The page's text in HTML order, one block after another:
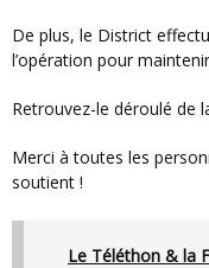
De plus, le District effectuera lui-même un don en clôture de
l’opération pour
Retrouvez-le déroulé de
Merci à toutes les personnes présentes qui ont pu montrer leur
soutient !
Le Téléthon & la